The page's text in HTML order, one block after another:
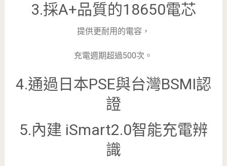
3.採A+品質的18650電芯
提供更耐用的電容，
充電週期超過500次。
4.通過日本PSE與台灣BSMI認
證
5.內建 iSmart2.0智能充電辨
識